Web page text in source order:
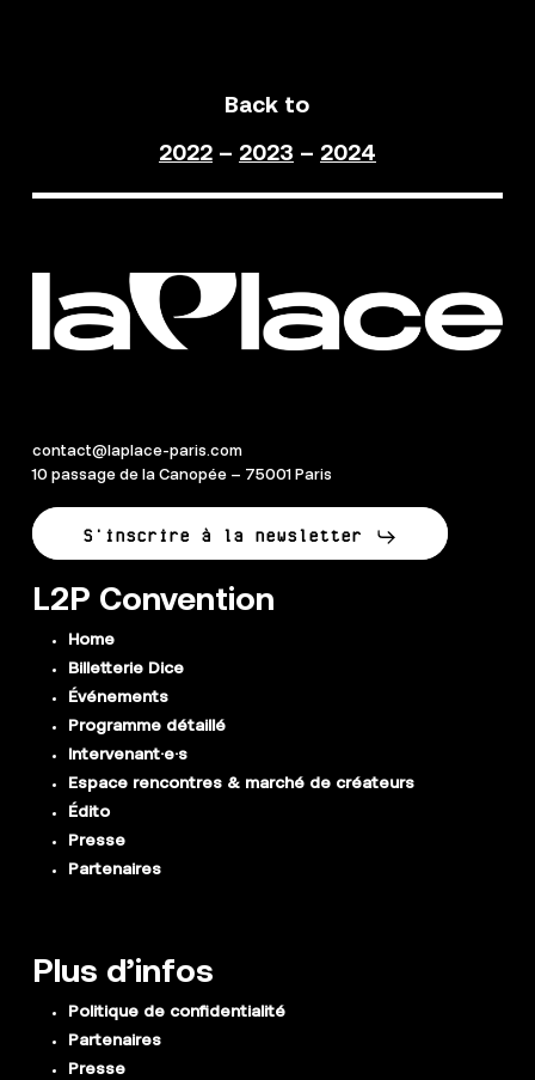
Back to
2022– 2023 – 2024
contact@laplace-paris.com
10 passage de la Canopée – 75001 Paris
S'inscrire à la newsletter
L2P Convention
Home
Billetterie Dice
Événements
Programme détaillé
Intervenant·e·s
Espace rencontres & marché de créateurs
Édito
Presse
Partenaires
Plus d’infos
Politique de confidentialité
Partenaires
Presse